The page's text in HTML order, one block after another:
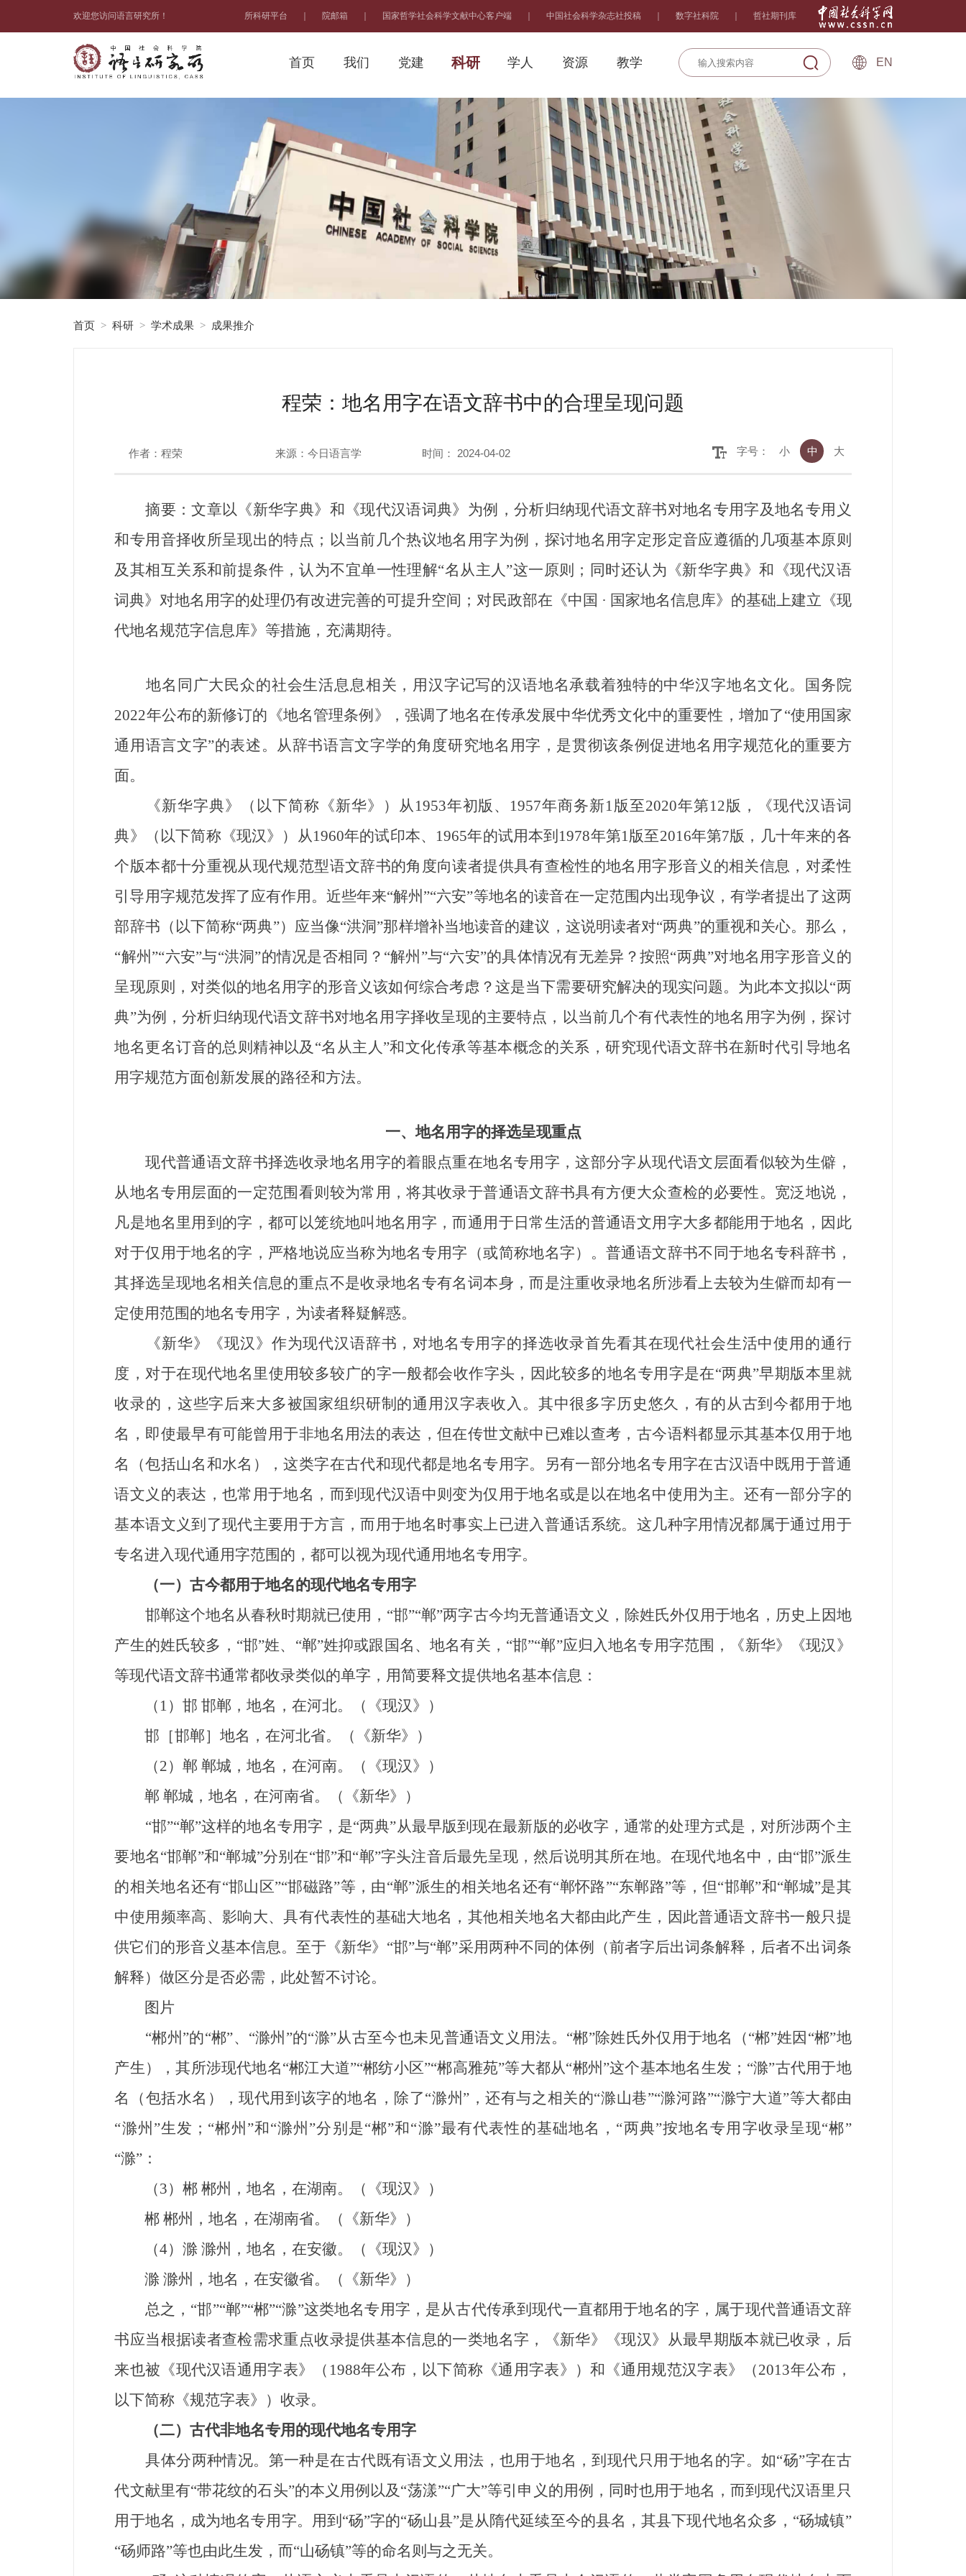
欢迎您访问语言研究所！ 所科研平台 院邮箱 国家哲学社会科学文献中心客户端 中国社会科学杂志社投稿 数字社科院 哲社期刊库
首页 我们 党建 科研 学人 资源 教学 EN
首页 > 科研 > 学术成果 > 成果推介
程荣：地名用字在语文辞书中的合理呈现问题
作者：程荣 来源：今日语言学 时间： 2024-04-02 字号： 小 中 大
摘要：文章以《新华字典》和《现代汉语词典》为例，分析归纳现代语文辞书对地名专用字及地名专用义
和专用音择收所呈现出的特点；以当前几个热议地名用字为例，探讨地名用字定形定音应遵循的几项基本原则
及其相互关系和前提条件，认为不宜单一性理解“名从主人”这一原则；同时还认为《新华字典》和《现代汉语
词典》对地名用字的处理仍有改进完善的可提升空间；对民政部在《中国 · 国家地名信息库》的基础上建立《现
代地名规范字信息库》等措施，充满期待。
地名同广大民众的社会生活息息相关，用汉字记写的汉语地名承载着独特的中华汉字地名文化。国务院
2022年公布的新修订的《地名管理条例》，强调了地名在传承发展中华优秀文化中的重要性，增加了“使用国家
通用语言文字”的表述。从辞书语言文字学的角度研究地名用字，是贯彻该条例促进地名用字规范化的重要方
面。
《新华字典》（以下简称《新华》）从1953年初版、1957年商务新1版至2020年第12版，《现代汉语词
典》（以下简称《现汉》）从1960年的试印本、1965年的试用本到1978年第1版至2016年第7版，几十年来的各
个版本都十分重视从现代规范型语文辞书的角度向读者提供具有查检性的地名用字形音义的相关信息，对柔性
引导用字规范发挥了应有作用。近些年来“解州”“六安”等地名的读音在一定范围内出现争议，有学者提出了这两
部辞书（以下简称“两典”）应当像“洪洞”那样增补当地读音的建议，这说明读者对“两典”的重视和关心。那么，
“解州”“六安”与“洪洞”的情况是否相同？“解州”与“六安”的具体情况有无差异？按照“两典”对地名用字形音义的
呈现原则，对类似的地名用字的形音义该如何综合考虑？这是当下需要研究解决的现实问题。为此本文拟以“两
典”为例，分析归纳现代语文辞书对地名用字择收呈现的主要特点，以当前几个有代表性的地名用字为例，探讨
地名更名订音的总则精神以及“名从主人”和文化传承等基本概念的关系，研究现代语文辞书在新时代引导地名
用字规范方面创新发展的路径和方法。
一、地名用字的择选呈现重点
现代普通语文辞书择选收录地名用字的着眼点重在地名专用字，这部分字从现代语文层面看似较为生僻，
从地名专用层面的一定范围看则较为常用，将其收录于普通语文辞书具有方便大众查检的必要性。宽泛地说，
凡是地名里用到的字，都可以笼统地叫地名用字，而通用于日常生活的普通语文用字大多都能用于地名，因此
对于仅用于地名的字，严格地说应当称为地名专用字（或简称地名字）。普通语文辞书不同于地名专科辞书，
其择选呈现地名相关信息的重点不是收录地名专有名词本身，而是注重收录地名所涉看上去较为生僻而却有一
定使用范围的地名专用字，为读者释疑解惑。
《新华》《现汉》作为现代汉语辞书，对地名专用字的择选收录首先看其在现代社会生活中使用的通行
度，对于在现代地名里使用较多较广的字一般都会收作字头，因此较多的地名专用字是在“两典”早期版本里就
收录的，这些字后来大多被国家组织研制的通用汉字表收入。其中很多字历史悠久，有的从古到今都用于地
名，即使最早有可能曾用于非地名用法的表达，但在传世文献中已难以查考，古今语料都显示其基本仅用于地
名（包括山名和水名），这类字在古代和现代都是地名专用字。另有一部分地名专用字在古汉语中既用于普通
语文义的表达，也常用于地名，而到现代汉语中则变为仅用于地名或是以在地名中使用为主。还有一部分字的
基本语文义到了现代主要用于方言，而用于地名时事实上已进入普通话系统。这几种字用情况都属于通过用于
专名进入现代通用字范围的，都可以视为现代通用地名专用字。
（一）古今都用于地名的现代地名专用字
邯郸这个地名从春秋时期就已使用，“邯”“郸”两字古今均无普通语文义，除姓氏外仅用于地名，历史上因地
产生的姓氏较多，“邯”姓、“郸”姓抑或跟国名、地名有关，“邯”“郸”应归入地名专用字范围，《新华》《现汉》
等现代语文辞书通常都收录类似的单字，用简要释文提供地名基本信息：
（1）邯 邯郸，地名，在河北。（《现汉》）
邯［邯郸］地名，在河北省。（《新华》）
（2）郸 郸城，地名，在河南。（《现汉》）
郸 郸城，地名，在河南省。（《新华》）
“邯”“郸”这样的地名专用字，是“两典”从最早版到现在最新版的必收字，通常的处理方式是，对所涉两个主
要地名“邯郸”和“郸城”分别在“邯”和“郸”字头注音后最先呈现，然后说明其所在地。在现代地名中，由“邯”派生
的相关地名还有“邯山区”“邯磁路”等，由“郸”派生的相关地名还有“郸怀路”“东郸路”等，但“邯郸”和“郸城”是其
中使用频率高、影响大、具有代表性的基础大地名，其他相关地名大都由此产生，因此普通语文辞书一般只提
供它们的形音义基本信息。至于《新华》“邯”与“郸”采用两种不同的体例（前者字后出词条解释，后者不出词条
解释）做区分是否必需，此处暂不讨论。
图片
“郴州”的“郴”、“滁州”的“滁”从古至今也未见普通语文义用法。“郴”除姓氏外仅用于地名（“郴”姓因“郴”地
产生），其所涉现代地名“郴江大道”“郴纺小区”“郴高雅苑”等大都从“郴州”这个基本地名生发；“滁”古代用于地
名（包括水名），现代用到该字的地名，除了“滁州”，还有与之相关的“滁山巷”“滁河路”“滁宁大道”等大都由
“滁州”生发；“郴州”和“滁州”分别是“郴”和“滁”最有代表性的基础地名，“两典”按地名专用字收录呈现“郴”
“滁”：
（3）郴 郴州，地名，在湖南。（《现汉》）
郴 郴州，地名，在湖南省。（《新华》）
（4）滁 滁州，地名，在安徽。（《现汉》）
滁 滁州，地名，在安徽省。（《新华》）
总之，“邯”“郸”“郴”“滁”这类地名专用字，是从古代传承到现代一直都用于地名的字，属于现代普通语文辞
书应当根据读者查检需求重点收录提供基本信息的一类地名字，《新华》《现汉》从最早期版本就已收录，后
来也被《现代汉语通用字表》（1988年公布，以下简称《通用字表》）和《通用规范汉字表》（2013年公布，
以下简称《规范字表》）收录。
（二）古代非地名专用的现代地名专用字
具体分两种情况。第一种是在古代既有语文义用法，也用于地名，到现代只用于地名的字。如“砀”字在古
代文献里有“带花纹的石头”的本义用例以及“荡漾”“广大”等引申义的用例，同时也用于地名，而到现代汉语里只
用于地名，成为地名专用字。用到“砀”字的“砀山县”是从隋代延续至今的县名，其县下现代地名众多，“砀城镇”
“砀师路”等也由此生发，而“山砀镇”等的命名则与之无关。